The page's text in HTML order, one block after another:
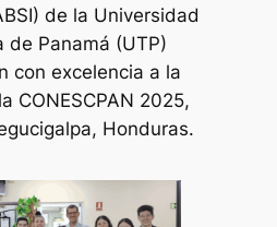
de la Universidad
de Panamá (UTP)
con excelencia a la
CONESCPAN 2025,
Honduras.